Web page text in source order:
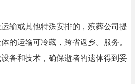
输或其他特殊安排的，殡葬公司提
的运输可冷藏，跨省返乡。服务。
备和技术，确保逝者的遗体得到妥